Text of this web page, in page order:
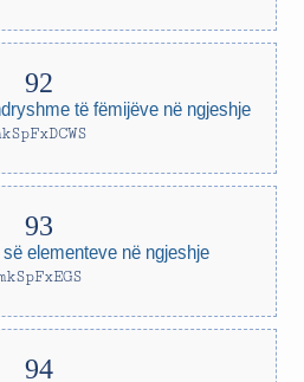
të fëmijëve në ngjeshje
elementeve në ngjeshje